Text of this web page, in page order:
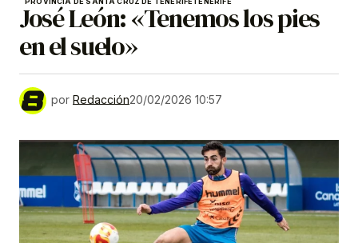
José León: «Tenemos los pies
en el suelo»
por Redacción20/02/2026 10:57